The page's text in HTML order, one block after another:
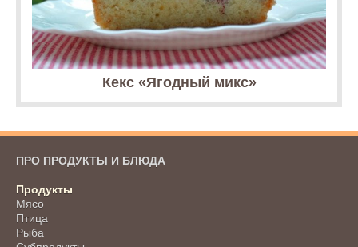
Кекс «Ягодный микс»
ПРО ПРОДУКТЫ И БЛЮДА
Продукты
Мясо
Птица
Рыба